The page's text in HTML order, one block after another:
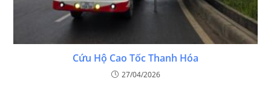
Cứu Hộ Cao Tốc Thanh Hóa
27/04/2026